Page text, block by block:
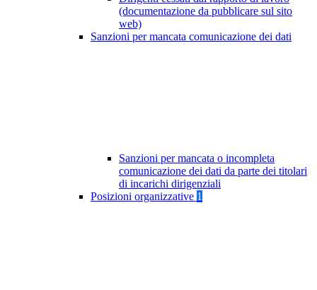
(documentazione da pubblicare sul sito
web)
Sanzioni per mancata comunicazione dei dati
Sanzioni per mancata o incompleta
comunicazione dei dati da parte dei titolari
di incarichi dirigenziali
Posizioni organizzative 1